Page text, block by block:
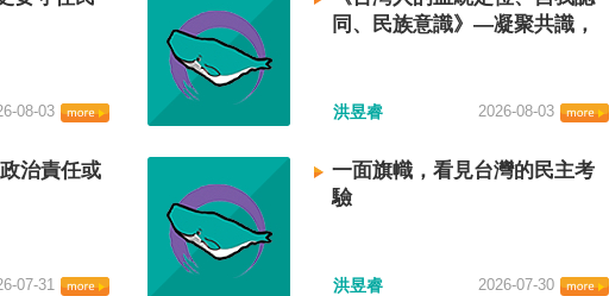
08-03
同、民族意識》—凝聚共識，
洪昱睿 2026-08-03
治責任或
07-31
一面旗幟，看見台灣的民主考
驗
洪昱睿 2026-07-30